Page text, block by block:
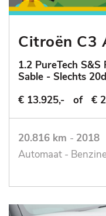
Citroën C3
1.2 PureTech
Sable - Slechts
€ 13.925,-
of €
20.816 km - 2018
Automaat - Benzine